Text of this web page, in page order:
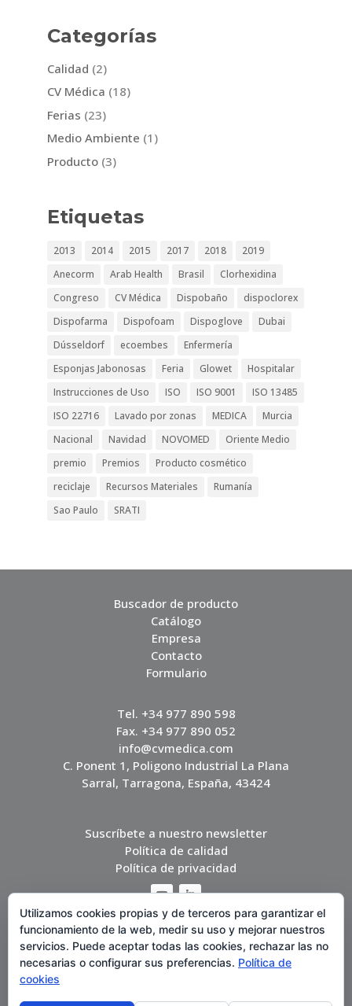
Categorías
Calidad (2)
CV Médica (18)
Ferias (23)
Medio Ambiente (1)
Producto(3)
Etiquetas
2013 2014 2015 2017 2018
2019
Anecorm
Arab Health Brasil
Clorhexidina
Congreso
CV Médica Dispobaño
dispoclorex
Dispofarma
Dispofoam Dispoglove
Dubai
Dússeldorf
ecoembes
Enfermería
Esponjas Jabonosas
Feria Glowet
Hospitalar
Instrucciones de Uso
ISO ISO 9001
ISO 13485
ISO 22716
Lavado por zonas MEDICA
Murcia
Nacional
Navidad NOVOMED
Oriente Medio
premio
Premios
Producto cosmético
reciclaje
Recursos Materiales
Rumanía
Sao Paulo
SRATI
Buscador de producto
Catálogo
Empresa
Contacto
Formulario
Tel. +34 977 890 598
Fax. +34 977 890 052
info@cvmedica.com
C. Ponent 1, Poligono Industrial La Plana
Sarral, Tarragona, España, 43424
Suscríbete a nuestro newsletter
Política de calidad
Política de privacidad
Utilizamos cookies propias y de terceros para garantizar el
funcionamiento de la web, medir su uso y mejorar nuestros
servicios. Puede aceptar todas las cookies, rechazar las no
necesarias o configurar sus preferencias. Política de
cookies